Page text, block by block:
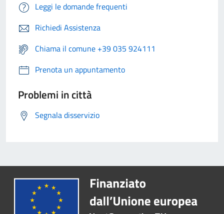
Leggi le domande frequenti
Richiedi Assistenza
Chiama il comune +39 035 924111
Prenota un appuntamento
Problemi in città
Segnala disservizio